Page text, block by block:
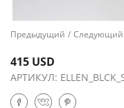
Предыдущий / Следующий
415 USD
АРТИКУЛ: